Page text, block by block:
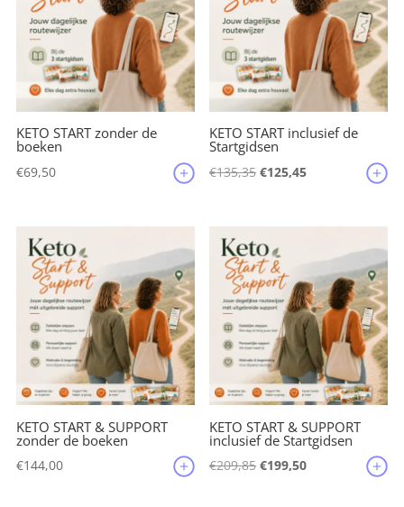
k
KETO START zonder de
boeken
€69,50
KETO START inclusief de
Startgidsen
€135,35Oorspronkelijke
€135,35.
€125,45Huidige
KETO START & SUPPORT
zonder de boeken
€144,00
KETO START & SUPPORT
inclusief de Startgidsen
€209,85Oorspronkelijke
€199,50Huidige